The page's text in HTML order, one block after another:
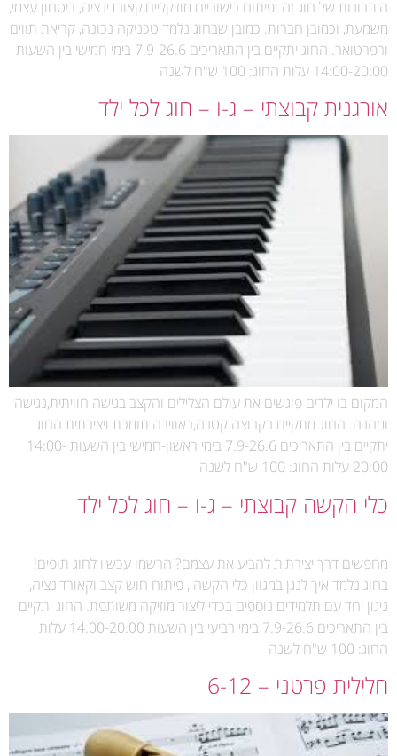
היתרונות של חוג זה :פיתוח כישוריים מוזיקליים,קאורדינציה, ביטחון עצמי,
משמעת, וכמובן חברות. כמובן שבחוג נלמד טכניקה נכונה, קריאת תווים
ורפרטואר. החוג יתקיים בין התאריכים 7.9-26.6 בימי חמישי בין השעות
14:00-20:00 עלות החוג: 100 ש"ח לשנה
אורגנית קבוצתי – ג-ו – חוג לכל ילד
המקום בו ילדים פוגשים את עולם הצלילים והקצב בגישה חוויתית,נגישה
ומהנה. החוג מתקיים בקבוצה קטנה,באווירה תומכת ויצירתית החוג
יתקיים בין התאריכים 7.9-26.6 בימי ראשון-חמישי בין השעות 14:00-
20:00 עלות החוג: 100 ש"ח לשנה
כלי הקשה קבוצתי – ג-ו – חוג לכל ילד
מחפשים דרך יצירתית להביע את עצמם? הרשמו עכשיו לחוג תופים!
בחוג נלמד איך לנגן במגוון כלי הקשה , פיתוח חוש קצב וקאורדינציה,
ניגון יחד עם תלמידים נוספים בכדי ליצור מוזיקה משותפת. החוג יתקיים
בין התאריכים 7.9-26.6 בימי רביעי בין השעות 14:00-20:00 עלות
החוג: 100 ש"ח לשנה
חלילית פרטני – 6-12